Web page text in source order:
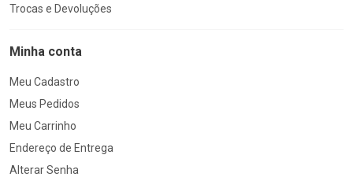
Trocas e Devoluções
Minha conta
Meu Cadastro
Meus Pedidos
Meu Carrinho
Endereço de Entrega
Alterar Senha